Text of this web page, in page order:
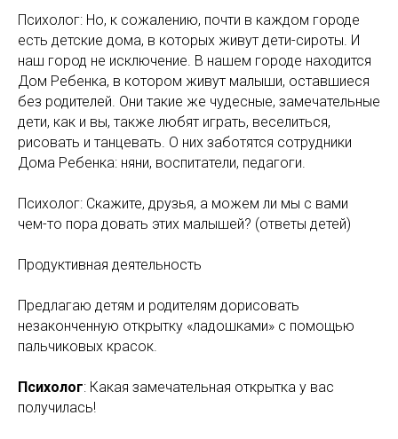
Психолог: Но, к сожалению, почти в каждом городе
есть детские дома, в которых живут дети-сироты. И
наш город не исключение. В нашем городе находится
Дом Ребенка, в котором живут малыши, оставшиеся
без родителей. Они такие же чудесные, замечательные
дети, как и вы, также любят играть, веселиться,
рисовать и танцевать. О них заботятся сотрудники
Дома Ребенка: няни, воспитатели, педагоги.
Психолог: Скажите, друзья, а можем ли мы с вами
чем-то пора довать этих малышей? (ответы детей)
Продуктивная деятельность
Предлагаю детям и родителям дорисовать
незаконченную открытку «ладошками» с помощью
пальчиковых красок.
Психолог: Какая замечательная открытка у вас
получилась!